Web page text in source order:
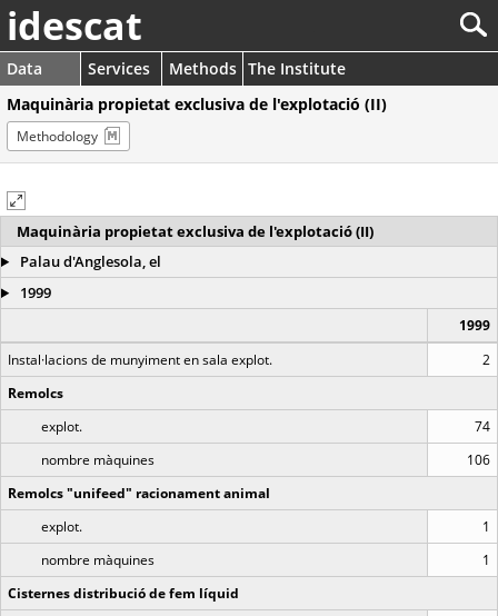
idescat
Data Services Methods The Institute
Maquinària propietat exclusiva de l'explotació (II)
Methodology
Maquinària propietat exclusiva de l'explotació (II)
Palau d'Anglesola, el
1999
1999
Instal·lacions de munyiment en sala explot.
2
Remolcs
explot.
74
nombre màquines
106
Remolcs "unifeed" racionament animal
explot.
1
nombre màquines
1
Cisternes distribució de fem líquid